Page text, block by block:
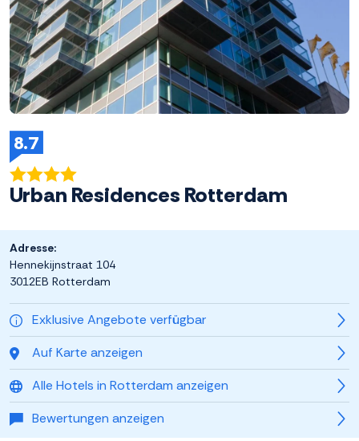
8.7
Urban Residences Rotterdam
Exklusive Angebote verfügbar
Auf Karte anzeigen
Alle Hotels in Rotterdam anzeigen
Bewertungen anzeigen
Adresse:
Hennekijnstraat 104
3012EB Rotterdam